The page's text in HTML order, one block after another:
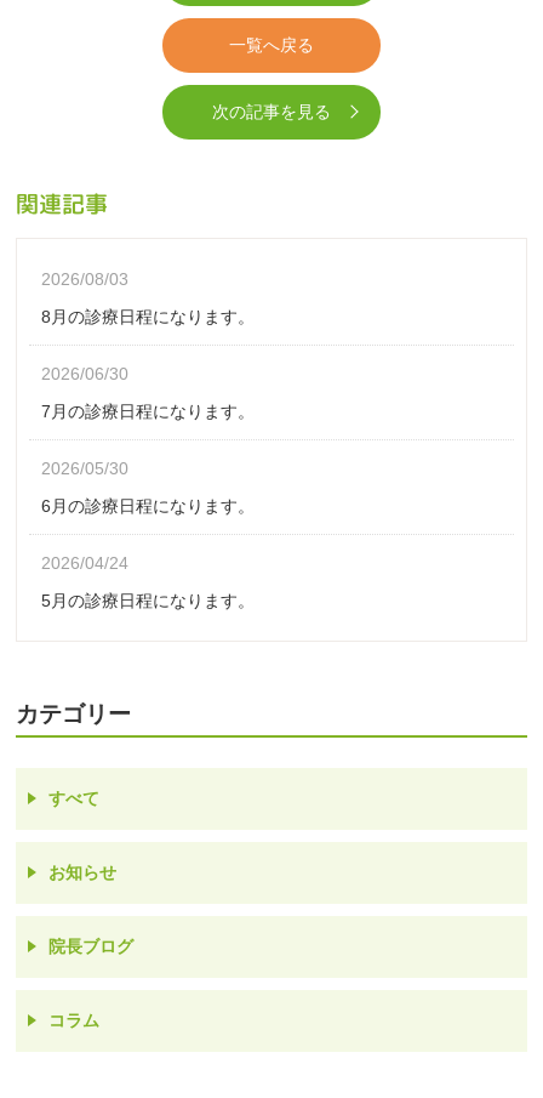
一覧へ戻る
次の記事を見る
関連記事
2026/08/03
8月の診療日程になります。
2026/06/30
7月の診療日程になります。
2026/05/30
6月の診療日程になります。
2026/04/24
5月の診療日程になります。
カテゴリー
すべて
お知らせ
院長ブログ
コラム